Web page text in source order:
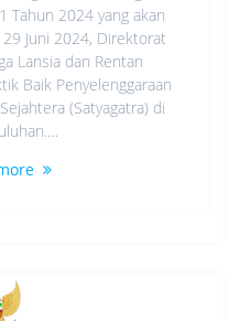
Tahun 2024 yang akan
Juni 2024, Direktorat
Lansia dan Rentan
Baik Penyelenggaraan
(Satyagatra) di